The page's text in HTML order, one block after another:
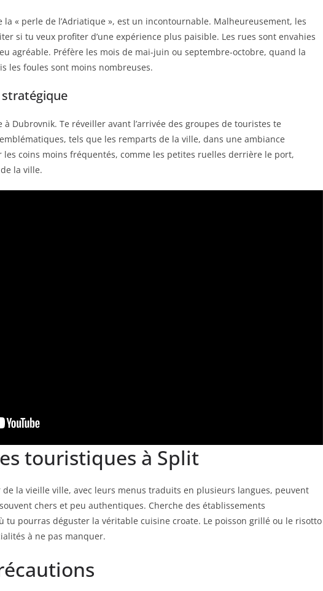
« perle de l’Adriatique », est un incontournable. Malheureusement, les
si tu veux profiter d’une expérience plus paisible. Les rues sont envahies
agréable. Préfère les mois de mai-juin ou septembre-octobre, quand la
les foules sont moins nombreuses.
à Dubrovnik. Te réveiller avant l’arrivée des groupes de touristes te
tels que les remparts de la ville, dans une ambiance
coins moins fréquentés, comme les petites ruelles derrière le port,
la ville.
touristiques à Split
la vieille ville, avec leurs menus traduits en plusieurs langues, peuvent
chers et peu authentiques. Cherche des établissements
tu pourras déguster la véritable cuisine croate. Le poisson grillé ou le risotto
à ne pas manquer.